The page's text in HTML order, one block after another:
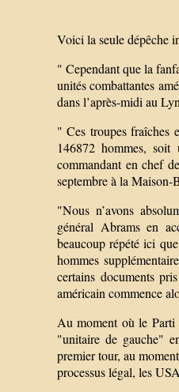
Voici la seule dépêche
" Cependant que la
unités combattantes
dans l’après-midi au
" Ces troupes fraîches
146872 hommes,
commandant en chef
septembre à la Maison-
"Nous n’avons
général Abrams en
beaucoup répété ici
hommes
certains documents
américain commence
Au moment où le
"unitaire de gauche"
premier tour, au
processus légal, les